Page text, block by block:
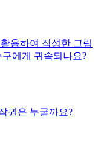
용하여 작성한 그림
에게 귀속되나요?
권은 누굴까요?